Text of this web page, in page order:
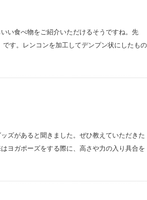
い食べ物をご紹介いただけるそうですね。先
す。レンコンを加工してデンプン状にしたもの
ズがあると聞きました。ぜひ教えていただきた
ヨガポーズをする際に、高さや力の入り具合を